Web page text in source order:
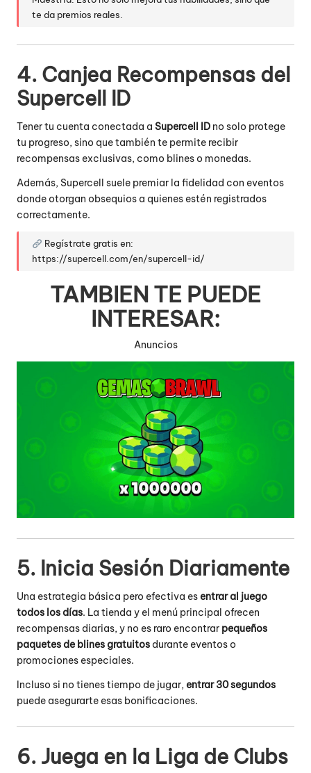
te da premios reales.
4. Canjea Recompensas del
Supercell ID
Tener tu cuenta conectada a Supercell ID no solo protege
tu progreso, sino que también te permite recibir
recompensas exclusivas, como blines o monedas.
Además, Supercell suele premiar la fidelidad con eventos
donde otorgan obsequios a quienes estén registrados
correctamente.
Regístrate gratis en:
https://supercell.com/en/supercell-id/
TAMBIEN TE PUEDE
INTERESAR:
Anuncios
5. Inicia Sesión Diariamente
Una estrategia básica pero efectiva esentrar al juego
todos los días. La tienda y el menú principal ofrecen
recompensas diarias, y no es raro encontrar pequeños
paquetes de blines gratuitos durante eventos o
promociones especiales.
Incluso si no tienes tiempo de jugar,entrar 30 segundos
puede asegurarte esas bonificaciones.
6. Juega en la Liga de Clubs